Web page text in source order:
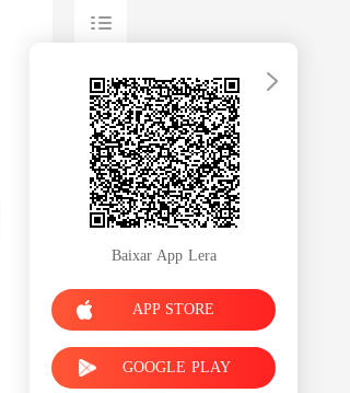
Baixar App Lera
APP STORE
GOOGLE PLAY